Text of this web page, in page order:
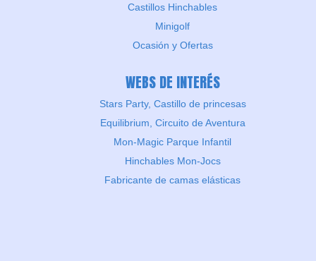
Castillos Hinchables
Minigolf
Ocasión y Ofertas
WEBS DE INTERÉS
Stars Party, Castillo de princesas
Equilibrium, Circuito de Aventura
Mon-Magic Parque Infantil
Hinchables Mon-Jocs
Fabricante de camas elásticas